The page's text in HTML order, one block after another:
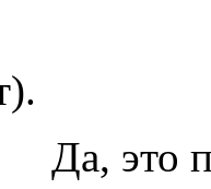
Да, это